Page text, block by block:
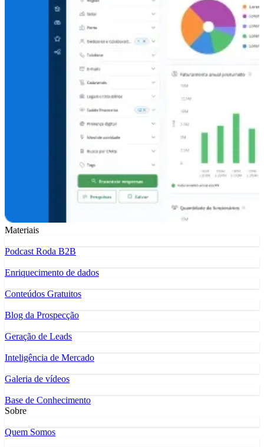
Materiais
Podcast Roda B2B
Enriquecimento de dados
Conteúdos Gratuitos
Blog da Prospecção
Geração de Leads
Inteligência de Mercado
Galeria de vídeos
Base de Conhecimento
Sobre
Quem Somos